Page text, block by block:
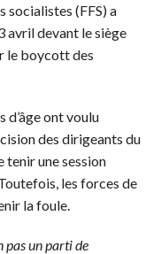
socialistes (FFS) a
avril devant le siège
le boycott des
ont voulu
des dirigeants du
tenir une session
les forces de
la foule.
pas un parti de